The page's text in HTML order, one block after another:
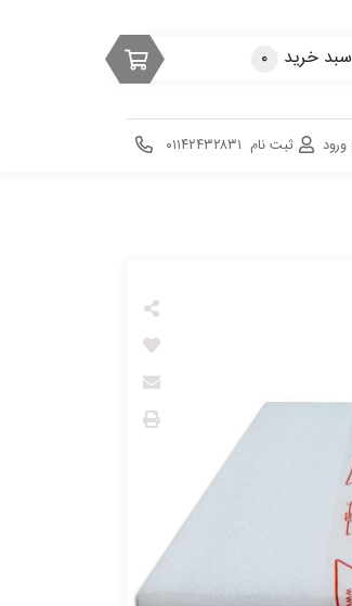
سبد خرید ۰
ورود ثبت نام ۰۱۱۴۲۴۳۲۸۳۱